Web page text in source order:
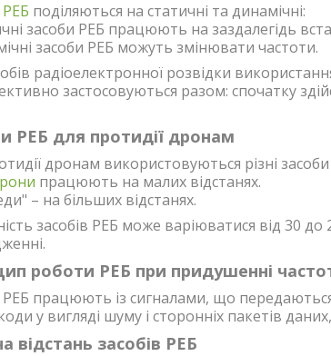
РЕБ поділяються на статичні та динамічні:
засоби РЕБ працюють на заздалегідь
засоби РЕБ можуть змінювати частоти.
радіоелектронної розвідки
застосовуються разом: спочатку
РЕБ для протидії дронам
дронам використовуються різні
працюють на малих відстанях.
– на більших відстанях.
засобів РЕБ може варіюватися від 30
роботи РЕБ при придушенні
РЕБ працюють із сигналами, що
у вигляді шуму і сторонніх пакетів
відстань засобів РЕБ